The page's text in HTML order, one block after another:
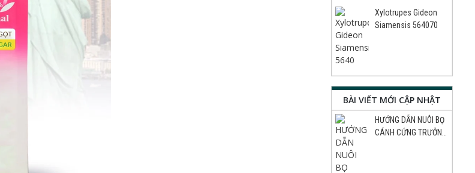
Xylotrupes Gideon
Siamensis 564070
BÀI VIẾT MỚI CẬP NHẬT
HƯỚNG DẪN NUÔI BỌ
CÁNH CỨNG TRƯỞNG